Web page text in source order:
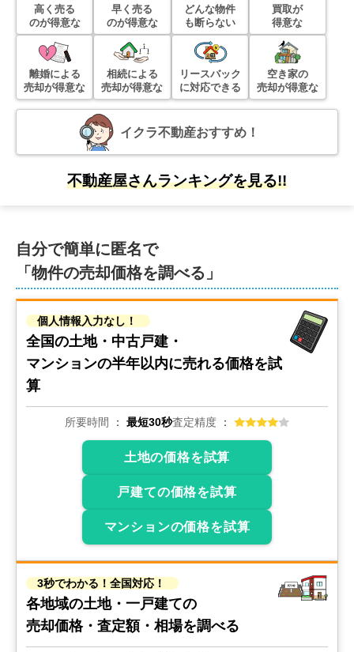
階数:4階 専有面積:52㎡
6,500万円 2019年7月
目白ガーデンハイツ
マンション二葉
階数:5階 専有面積:30㎡
3,100万円 2019年6月
グランボア南千住アクアフォート
10階 専有面積: 54㎡
900
スターハイツ
専有面積:49㎡
3,100 万円 2019年3月
メイツ町屋
高く売る
のが得意な
早く売る
のが得意な
どんな物件
も断らない
買取が
得意な
離婚による
売却が得意な
相続による
売却が得意な
リースバック
に対応できる
空き家の
売却が得意な
イクラ不動産おすすめ！
不動産屋さんランキングを見る!!
自分で簡単に匿名で
「物件の売却価格を調べる」
個人情報入力なし！
全国の土地・中古戸建・
マンションの半年以内に売れる価格を試
算
所要時間 最短30秒査定精度
土地の価格を試算
戸建ての価格を試算
マンションの価格を試算
3秒でわかる！全国対応！
各地域の土地・一戸建ての
売却価格・査定額・相場を調べる